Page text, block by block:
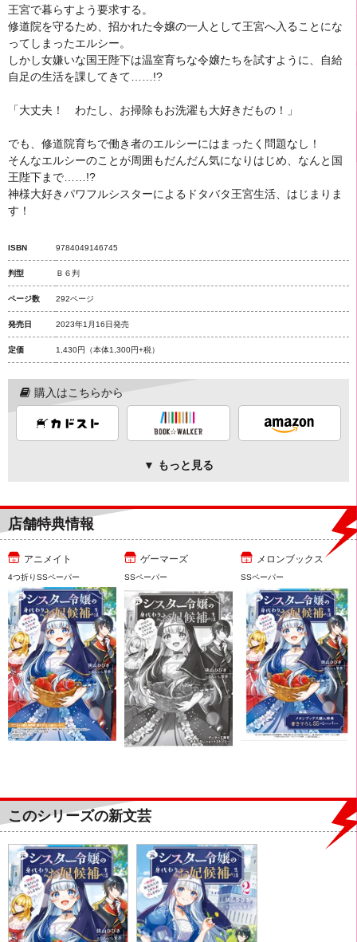
王宮で暮らすよう要求する。
修道院を守るため、招かれた令嬢の一人として王宮へ入ることにな
ってしまったエルシー。
しかし女嫌いな国王陛下は温室育ちな令嬢たちを試すように、自給
自足の生活を課してきて……!?
「大丈夫！ わたし、お掃除もお洗濯も大好きだもの！」
でも、修道院育ちで働き者のエルシーにはまったく問題なし！
そんなエルシーのことが周囲もだんだん気になりはじめ、なんと国
王陛下まで……!?
神様大好きパワフルシスターによるドタバタ王宮生活、はじまりま
す！
ISBN 9784049146745
判型 Ｂ６判
ページ数 292ページ
発売日 2023年1月16日発売
定価 1,430円 （本体1,300円+税）
購入はこちらから
▼ もっと見る
店舗特典情報
アニメイト
4つ折りSSペーパー
ゲーマーズ
SSペーパー
メロンブックス
SSペーパー
このシリーズの新文芸